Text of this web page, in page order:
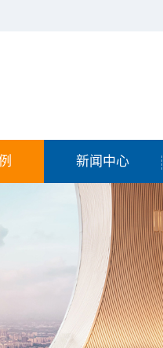
新闻中心